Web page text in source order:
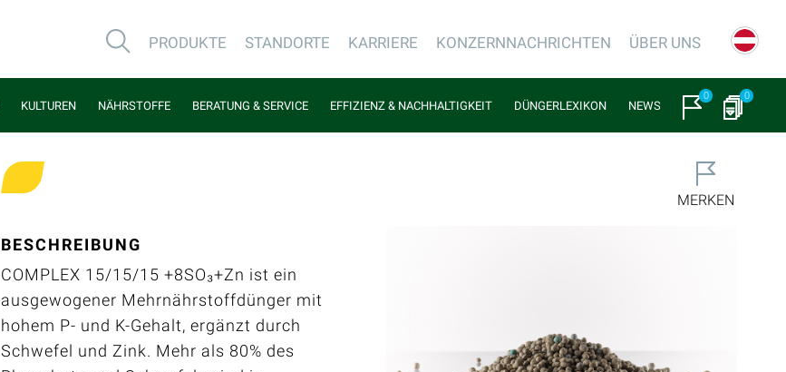
PRODUKTE STANDORTE KARRIERE KONZERNNACHRICHTEN ÜBER UNS
KULTUREN NÄHRSTOFFE BERATUNG & SERVICE EFFIZIENZ & NACHHALTIGKEIT DÜNGERLEXIKON NEWS
0 0
BESCHREIBUNG
COMPLEX 15/15/15 +8SO₃+Zn ist ein
ausgewogener Mehrnährstoffdünger mit
hohem P- und K-Gehalt, ergänzt durch
Schwefel und Zink. Mehr als 80% des
MERKEN